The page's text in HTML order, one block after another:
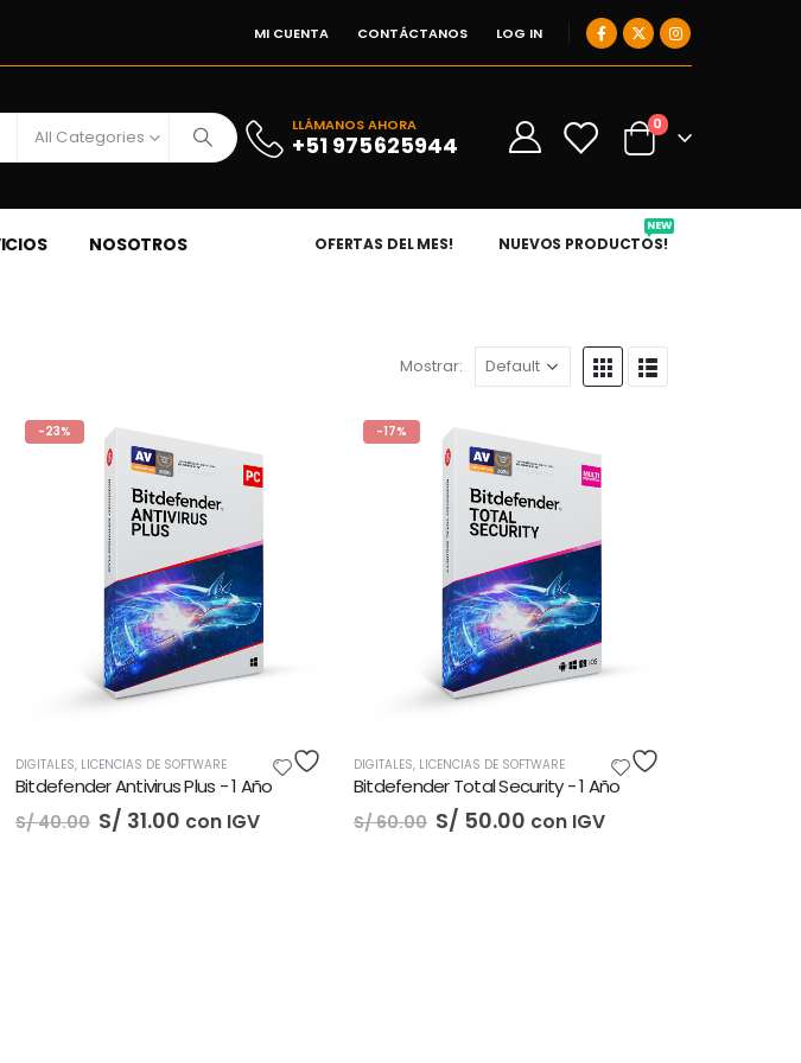
MI CUENTA CONTÁCTANOS LOG IN
All Categories
LLÁMANOS AHORA
+51 975625944
0 0
NOSOTROS OFERTAS DEL MES! NUEVOS PRODUCTOS!
NEW
Mostrar:
-23%
DIGITALES, LICENCIAS DE SOFTWARE
Bitdefender Antivirus Plus - 1 Año
S/40.00 El
precio
S/ 31.00 El
con IGV
-17%
DIGITALES, LICENCIAS DE SOFTWARE
Bitdefender Total Security - 1 Año
S/60.00 El
precio
S/ 50.00 El
con IGV